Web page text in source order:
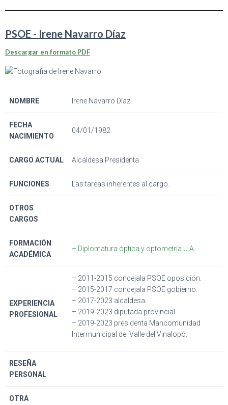
PSOE - Irene Navarro Díaz
Descargar en formato PDF
NOMBRE Irene Navarro Díaz.
FECHA
NACIMIENTO
04/01/1982.
CARGO ACTUAL Alcaldesa Presidenta
FUNCIONES Las tareas inherentes al cargo.
OTROS
CARGOS
FORMACIÓN
ACADÉMICA
– Diplomatura óptica y optometría U.A.
EXPERIENCIA
PROFESIONAL
– 2011-2015 concejala PSOE oposición.
– 2015-2017 concejala PSOE gobierno.
– 2017-2023 alcaldesa.
– 2019-2023 diputada provincial.
– 2019-2023 presidenta Mancomunidad
Intermunicipal del Valle del Vinalopó.
RESEÑA
PERSONAL
OTRA